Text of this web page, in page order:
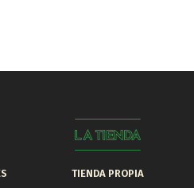
TIENDA PROPIA